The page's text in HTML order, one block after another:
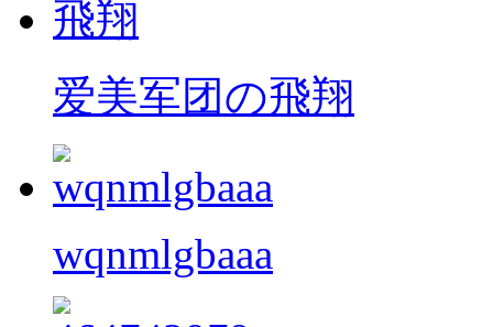
爱美军团の飛翔
wqnmlgbaaa